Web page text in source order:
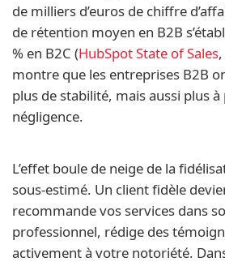
de milliers d’euros de chiffre
de rétention moyen en B2B
% en B2C (HubSpot State of Sales
montre que les entreprises B2B
plus de stabilité, mais aussi plus
négligence.
L’effet boule de neige de la
sous-estimé. Un client fidèle
recommande vos services dans
professionnel, rédige des
activement à votre notoriété.